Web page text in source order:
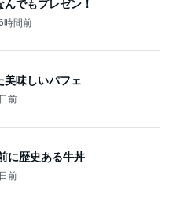
でもプレゼン！
時間前
美味しいパフェ
前
に歴史ある牛丼
前